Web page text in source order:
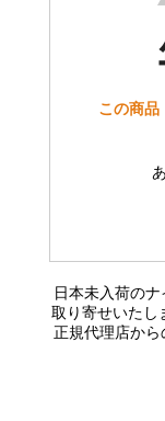
この商品
日本未入荷の
取り寄せいたし
正規代理店か